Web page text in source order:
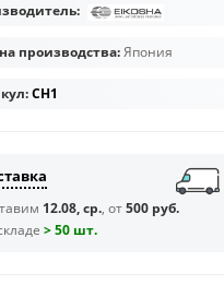
производства:Япония
CH1
12.08, ср., от500 руб.
> 50 шт.